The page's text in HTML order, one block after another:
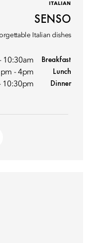
ITALIAN
SENSO
Italian dishes.
Breakfast
10:30am
Lunch
- 4pm
Dinner
10:30pm